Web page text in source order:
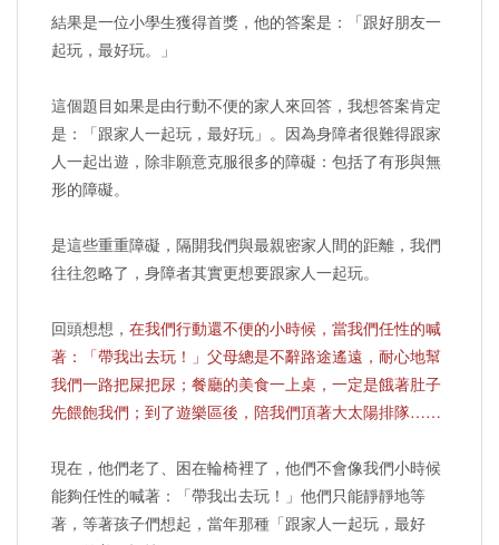
結果是一位小學生獲得首獎，他的答案是：「跟好朋友一
起玩，最好玩。」
這個題目如果是由行動不便的家人來回答，我想答案肯定
是：「跟家人一起玩，最好玩」。因為身障者很難得跟家
人一起出遊，除非願意克服很多的障礙：包括了有形與無
形的障礙。
是這些重重障礙，隔開我們與最親密家人間的距離，我們
往往忽略了，身障者其實更想要跟家人一起玩。
回頭想想， 在我們行動還不便的小時候，當我們任性的喊
著：「帶我出去玩！」父母總是不辭路途遙遠，耐心地幫
我們一路把屎把尿；餐廳的美食一上桌，一定是餓著肚子
先餵飽我們；到了遊樂區後，陪我們頂著大太陽排隊……
現在，他們老了、困在輪椅裡了，他們不會像我們小時候
能夠任性的喊著：「帶我出去玩！」他們只能靜靜地等
著，等著孩子們想起，當年那種「跟家人一起玩，最好